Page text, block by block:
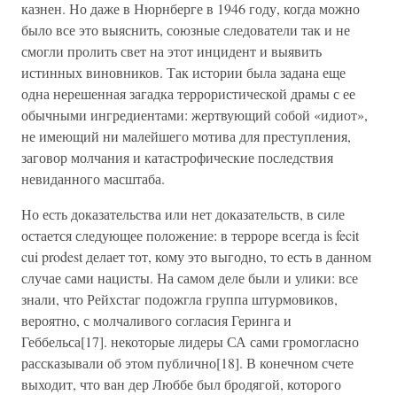
казнен. Но даже в Нюрнберге в 1946 году, когда можно
было все это выяснить, союзные следователи так и не
смогли пролить свет на этот инцидент и выявить
истинных виновников. Так истории была задана еще
одна нерешенная загадка террористической драмы с ее
обычными ингредиентами: жертвующий собой «идиот»,
не имеющий ни малейшего мотива для преступления,
заговор молчания и катастрофические последствия
невиданного масштаба.
Но есть доказательства или нет доказательств, в силе
остается следующее положение: в терроре всегда is fecit
cui prodest делает тот, кому это выгодно, то есть в данном
случае сами нацисты. На самом деле были и улики: все
знали, что Рейхстаг подожгла группа штурмовиков,
вероятно, с молчаливого согласия Геринга и
Геббельса[17]. некоторые лидеры СА сами громогласно
рассказывали об этом публично[18]. В конечном счете
выходит, что ван дер Люббе был бродягой, которого